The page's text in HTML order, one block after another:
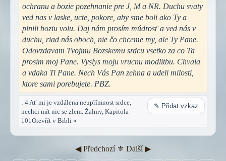
ochranu a bozie pozehnanie pre J, M a NR. Duchu svaty
ved nas v laske, ucte, pokore, aby sme boli ako Ty a
plnili boziu volu. Daj nám prosím múdrosť a ved nás v
duchu, riad nás oboch, nie čo chceme my, ale Ty Pane.
Odovzdavam Tvojmu Bozskemu srdcu vsetko za co Ta
prosim moj Pane. Vyslys moju vrucnu modlitbu. Chvala
a vdaka Ti Pane. Nech Vás Pan zehna a udeli milosti,
ktore sami porebujete. PBZ.
: 4 Ať mi je vzdálena neupřímnost srdce,
nechci mít nic se zlem. Žalmy, Kapitola
101Otevřít v Bibli »
✎ Přidat vzkaz
◀︎ Předchozí ⚜︎ Další ▶︎